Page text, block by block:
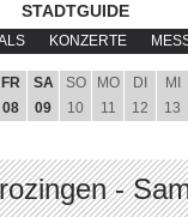
KONZERTE
STADTGUIDE
FR
08
SA
09
SO
10
MO
11
DI
12
MI
13
-